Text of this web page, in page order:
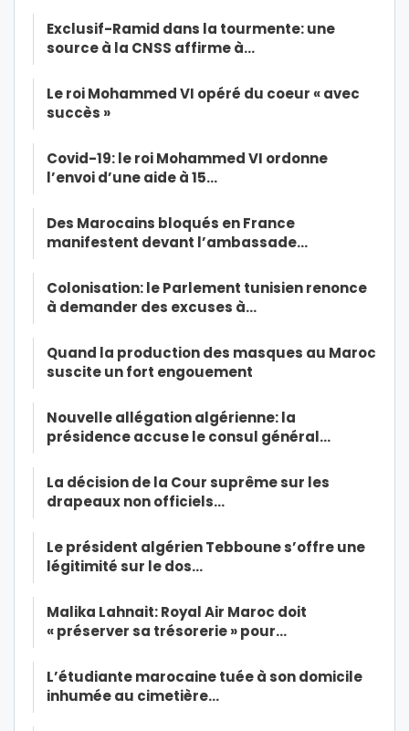
Exclusif-Ramid dans la tourmente: une
source à la CNSS affirme à…
Le roi Mohammed VI opéré du coeur « avec
succès »
Covid-19: le roi Mohammed VI ordonne
l’envoi d’une aide à 15…
Des Marocains bloqués en France
manifestent devant l’ambassade…
Colonisation: le Parlement tunisien renonce
à demander des excuses à…
Quand la production des masques au Maroc
suscite un fort engouement
Nouvelle allégation algérienne: la
présidence accuse le consul général…
La décision de la Cour suprême sur les
drapeaux non officiels…
Le président algérien Tebboune s’offre une
légitimité sur le dos…
Malika Lahnait: Royal Air Maroc doit
« préserver sa trésorerie » pour…
L’étudiante marocaine tuée à son domicile
inhumée au cimetière…